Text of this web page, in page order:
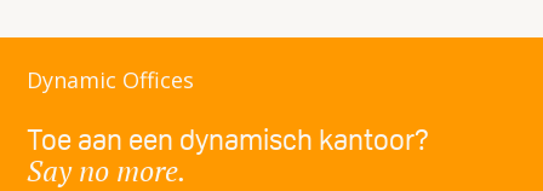
Dynamic Offices
Toe aan een dynamisch kantoor?
Say no more.